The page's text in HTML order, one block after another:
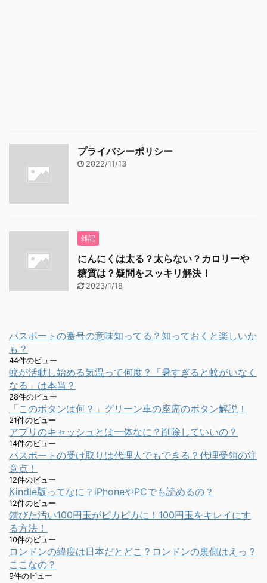
プライバシーポリシー
2022/11/13
雑記
にんにくは太る？太らない？カロリーや
糖質は？疑問をスッキリ解決！
2023/1/18
パスポートの番号の意味知ってる？知っておくと楽しいか
も？
44件のビュー
蚊が活動し始める気温って何度？「暑すぎると蚊がいなく
なる」は本当？
28件のビュー
「このボタンは何？」グリーン車の座席のボタン解説！
21件のビュー
アプリのキャッシュとは一体なに？削除していいの？
14件のビュー
パスポートの受け取りは代理人でもできる？代理受領の注
意点！
12件のビュー
Kindle版ってなに？iPhoneやPCでも読めるの？
12件のビュー
錆びた汚い100円玉がピカピカに！100円玉をキレイにす
る方法！
10件のビュー
ロンドンの緯度は日本だとどこ？ロンドンの裏側はえっ？
ここなの？
9件のビュー